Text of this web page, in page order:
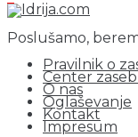
Poslušamo,
Pravilnik o
Center
O nas
Oglaševanje
Kontakt
Impresum